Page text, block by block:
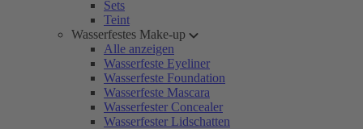
Sets
Teint
Wasserfestes Make-up
Alle anzeigen
Wasserfeste Eyeliner
Wasserfeste Foundation
Wasserfeste Mascara
Wasserfester Concealer
Wasserfester Lidschatten